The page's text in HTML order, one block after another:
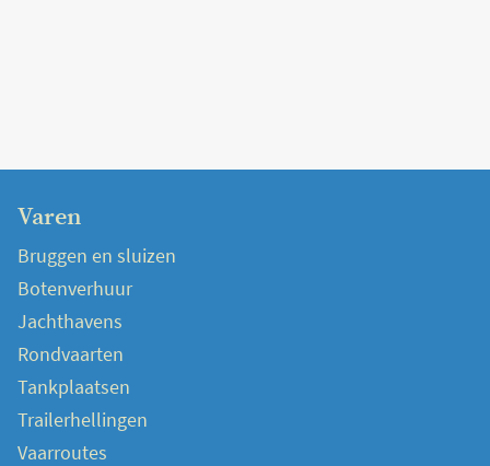
Varen
Bruggen en sluizen
Botenverhuur
Jachthavens
Rondvaarten
Tankplaatsen
Trailerhellingen
Vaarroutes